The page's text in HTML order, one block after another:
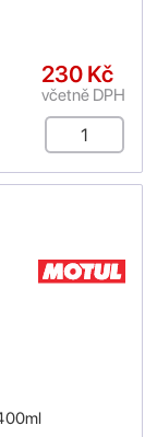
230 Kč
včetně DPH